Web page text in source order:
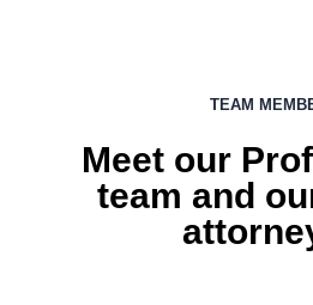
TEAM
Meet our
team and